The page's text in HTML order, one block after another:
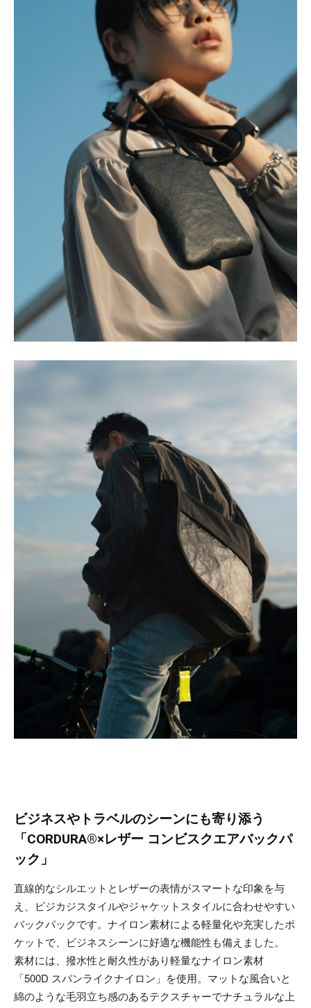
ビジネスやトラベルのシーンにも寄り添う
「CORDURA®×レザー コンビスクエアバックパ
ック」
直線的なシルエットとレザーの表情がスマートな印象を与
え、ビジカジスタイルやジャケットスタイルに合わせやすい
バックパックです。ナイロン素材による軽量化や充実したポ
ケットで、ビジネスシーンに好適な機能性も備えました。
素材には、撥水性と耐久性があり軽量なナイロン素材
「500D スパンライクナイロン」を使用。マットな風合いと
綿のような毛羽立ち感のあるテクスチャーでナチュラルな上